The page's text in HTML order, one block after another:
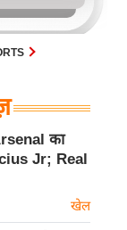
फाइटर
भी सुई
भारत के पास
का
Jr; Real
खेल